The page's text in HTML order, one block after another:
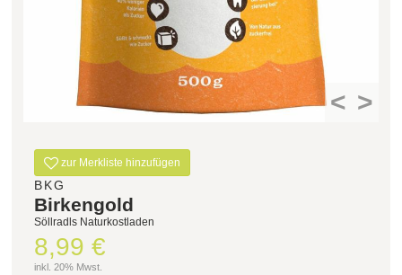
Weinkellerei Stift
Kremsmünster
Detail
Wildkraut Detail
KATEGORIE
Filter zurücksetzen
< >
zur Merkliste hinzufügen
BKG
Birkengold
Söllradls Naturkostladen
8,99 €
inkl. 20% Mwst.